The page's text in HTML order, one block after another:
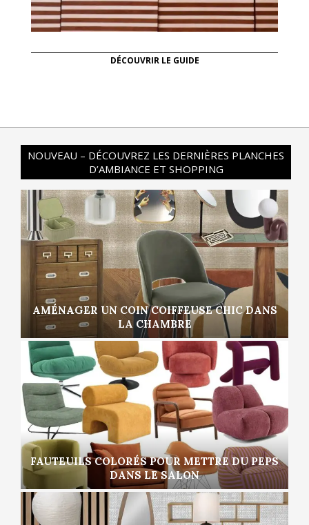
DÉCOUVRIR LE GUIDE
NOUVEAU – DÉCOUVREZ LES DERNIÈRES PLANCHES
D’AMBIANCE ET SHOPPING
AMÉNAGER UN COIN COIFFEUSE CHIC DANS
LA CHAMBRE
FAUTEUILS COLORÉS POUR METTRE DU PEPS
DANS LE SALON